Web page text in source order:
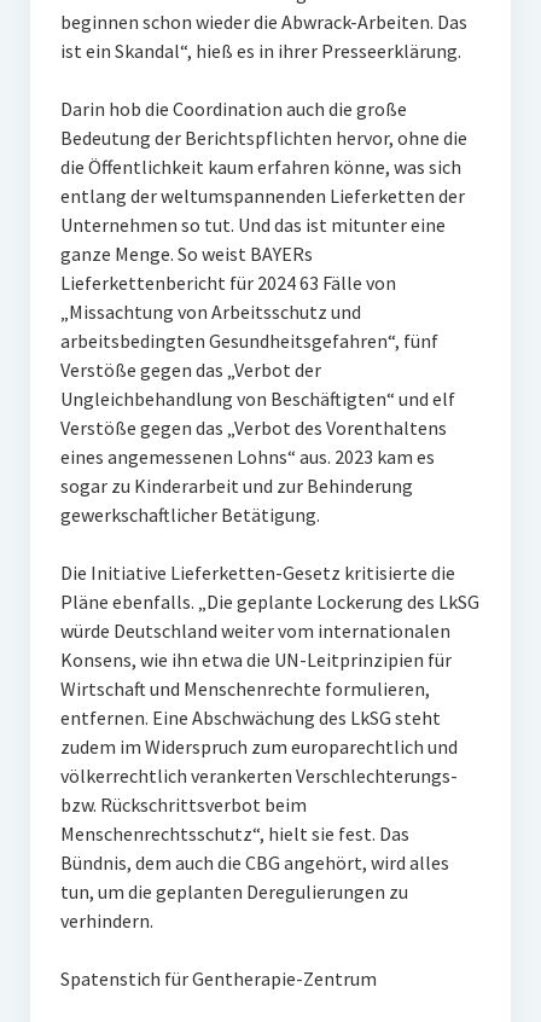
beginnen schon wieder die Abwrack-Arbeiten. Das
ist ein Skandal“, hieß es in ihrer Presseerklärung.
Darin hob die Coordination auch die große
Bedeutung der Berichtspflichten hervor, ohne die
die Öffentlichkeit kaum erfahren könne, was sich
entlang der weltumspannenden Lieferketten der
Unternehmen so tut. Und das ist mitunter eine
ganze Menge. So weist BAYERs
Lieferkettenbericht für 2024 63 Fälle von
„Missachtung von Arbeitsschutz und
arbeitsbedingten Gesundheitsgefahren“, fünf
Verstöße gegen das „Verbot der
Ungleichbehandlung von Beschäftigten“ und elf
Verstöße gegen das „Verbot des Vorenthaltens
eines angemessenen Lohns“ aus. 2023 kam es
sogar zu Kinderarbeit und zur Behinderung
gewerkschaftlicher Betätigung.
Die Initiative Lieferketten-Gesetz kritisierte die
Pläne ebenfalls. „Die geplante Lockerung des LkSG
würde Deutschland weiter vom internationalen
Konsens, wie ihn etwa die UN-Leitprinzipien für
Wirtschaft und Menschenrechte formulieren,
entfernen. Eine Abschwächung des LkSG steht
zudem im Widerspruch zum europarechtlich und
völkerrechtlich verankerten Verschlechterungs-
bzw. Rückschrittsverbot beim
Menschenrechtsschutz“, hielt sie fest. Das
Bündnis, dem auch die CBG angehört, wird alles
tun, um die geplanten Deregulierungen zu
verhindern.
Spatenstich für Gentherapie-Zentrum